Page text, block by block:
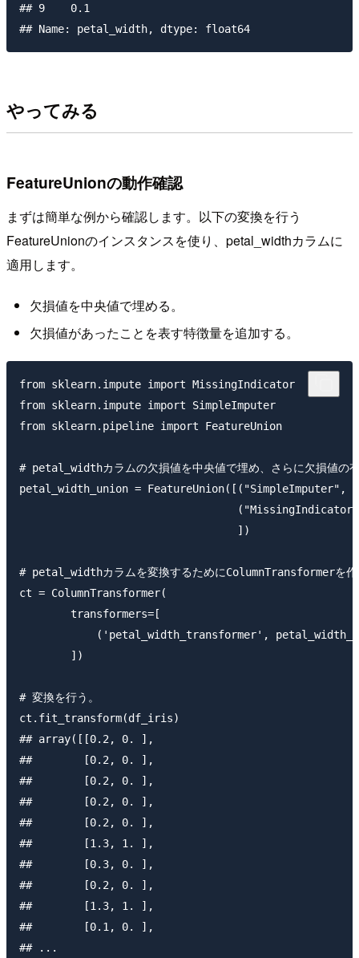
## 9    0.1
やってみる
FeatureUnionの動作確認
まずは簡単な例から確認します。以下の変換を行う
FeatureUnionのインスタンスを使り、petal_widthカラムに
適用します。
欠損値を中央値で埋める。
欠損値があったことを表す特徴量を追加する。
from sklearn.impute import MissingIndicator
from sklearn.impute import SimpleImputer
from sklearn.pipeline import FeatureUnion
# petal_widthカラムの欠損値を中央値で埋め、さらに欠損値の
petal_width_union = FeatureUnion([("SimpleImputer",
                                  ])
# petal_widthカラムを変換するためにColumnTransformerを作
ct = ColumnTransformer(
        transformers=[
('petal_width_transformer',
        ])
# 変換を行う。
ct.fit_transform(df_iris)
## array([[0.2, 0. ],
##        [0.2, 0. ],
##        [0.2, 0. ],
##        [0.2, 0. ],
##        [0.2, 0. ],
##        [1.3, 1. ],
##        [0.3, 0. ],
##        [0.2, 0. ],
##        [1.3, 1. ],
##        [0.1, 0. ],